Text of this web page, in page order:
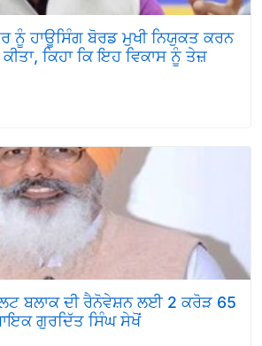
ਹਾਊਸਿੰਗ ਬੋਰਡ ਮੁਖੀ ਨਿਯੁਕਤ ਕਰਨ
ਕਿਹਾ ਕਿ ਇਹ ਵਿਕਾਸ ਨੂੰ ਤੇਜ਼
ਬਲਾਕ ਦੀ ਰੈਨੋਵੇਸ਼ਨ ਲਈ 2 ਕਰੋੜ 65
ਗੁਰਦਿੱਤ ਸਿੰਘ ਸੇਖੋਂ